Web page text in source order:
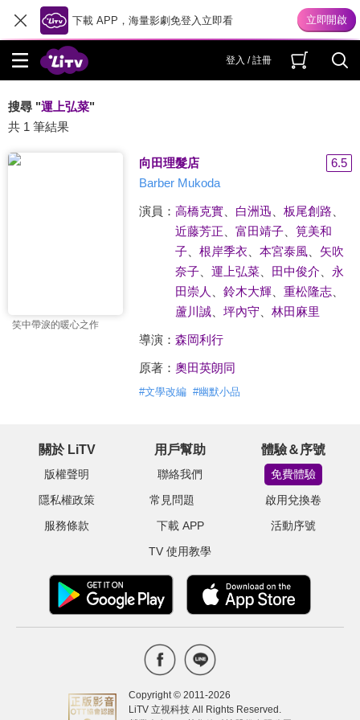
下載 APP，海量影劇免登入立即看
登入 / 註冊
搜尋 "運上弘菜"
共 1 筆結果
笑中帶淚的暖心之作
向田理髮店
6.5
Barber Mukoda
演員： 高橋克實、 白洲迅 板尾創路
近藤芳正
富田靖子、 筧美和
子、 根岸季衣 本宮泰風、 矢吹
奈子、 運上弘菜、 田中俊介
永
田崇人
鈴木大輝、 重松隆志、
蘆川誠、 坪內守 林田麻里
導演： 森岡利行
原著： 奧田英朗同
#文學改編 #幽默小品
關於 LiTV
版權聲明
隱私權政策
服務條款
用戶幫助
聯絡我們
常見問題
下載 APP
TV 使用教學
體驗＆序號
免費體驗
啟用兌換卷
活動序號
Copyright © 2011-2026
LiTV 立視科技 All Rights Reserved.